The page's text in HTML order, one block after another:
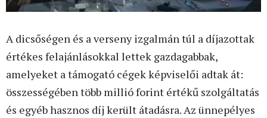
A dicsőségen és a verseny izgalmán túl a díjazottak
értékes felajánlásokkal lettek gazdagabbak,
amelyeket a támogató cégek képviselői adtak át:
összességében több millió forint értékű szolgáltatás
és egyéb hasznos díj került átadásra. Az ünnepélyes